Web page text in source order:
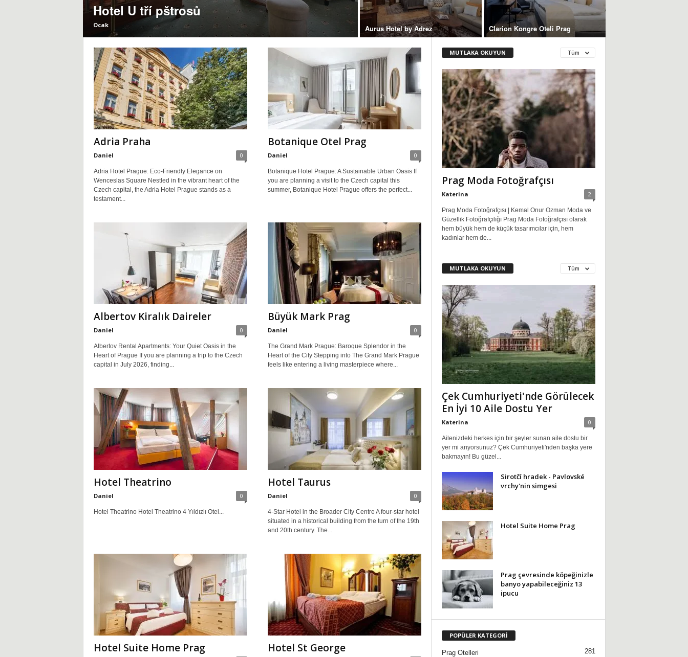
t
İ
p
u
a
v
e
P
ü
N
k
t
a
Hotel U tří pštrosů
Ocak Aurus Hotel by Adrez Clarion Kongre Oteli Prag
Adria Praha
Daniel 0
Adria Hotel Prague: Eco-Friendly Elegance on
Wenceslas Square Nestled in the vibrant heart of the
Czech capital, the Adria Hotel Prague stands as a
testament...
Botanique Otel Prag
Daniel 0
Botanique Hotel Prague: A Sustainable Urban Oasis If
you are planning a visit to the Czech capital this
summer, Botanique Hotel Prague offers the perfect...
Albertov Kiralık Daireler
Daniel 0
Albertov Rental Apartments: Your Quiet Oasis in the
Heart of Prague If you are planning a trip to the Czech
capital in July 2026, finding...
Büyük Mark Prag
Daniel 0
The Grand Mark Prague: Baroque Splendor in the
Heart of the City Stepping into The Grand Mark Prague
feels like entering a living masterpiece where...
Hotel Theatrino
Daniel 0
Hotel Theatrino Hotel Theatrino 4 Yıldızlı Otel...
Hotel Taurus
Daniel 0
4-Star Hotel in the Broader City Centre A four-star hotel
situated in a historical building from the turn of the 19th
and 20th century. The...
Hotel Suite Home Prag Hotel St George
MUTLAKA OKUYUN Tüm
Prag Moda Fotoğrafçısı
Katerina 2
Prag Moda Fotoğrafçısı | Kemal Onur Ozman Moda ve
Güzellik Fotoğrafçılığı Prag Moda Fotoğrafçısı olarak
hem büyük hem de küçük tasarımcılar için, hem
kadınlar hem de...
MUTLAKA OKUYUN Tüm
Çek Cumhuriyeti'nde Görülecek
En İyi 10 Aile Dostu Yer
Katerina 0
Ailenizdeki herkes için bir şeyler sunan aile dostu bir
yer mi arıyorsunuz? Çek Cumhuriyeti'nden başka yere
bakmayın! Bu güzel...
Sirotčí hradek - Pavlovské
vrchy'nin simgesi
Hotel Suite Home Prag
Prag çevresinde köpeğinizle
banyo yapabileceğiniz 13
ipucu
POPÜLER KATEGORİ
Prag Otelleri 281